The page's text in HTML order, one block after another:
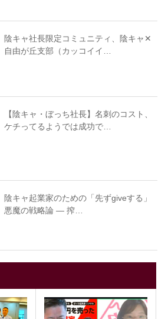
陰キャ社長限定コミュニティ、陰キャ✕
自由が丘支部（カッコイイ…
【陰キャ・ぼっち社長】名刺のコスト、
ケチってるようでは成功で…
陰キャ起業家のための「先ずgiveする」
悪魔の戦略論 — 搾…